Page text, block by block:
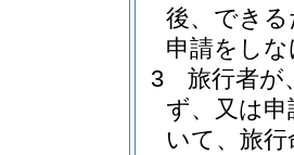
後、でき
申請をし
3
旅行者が
ず、又は
いて、旅